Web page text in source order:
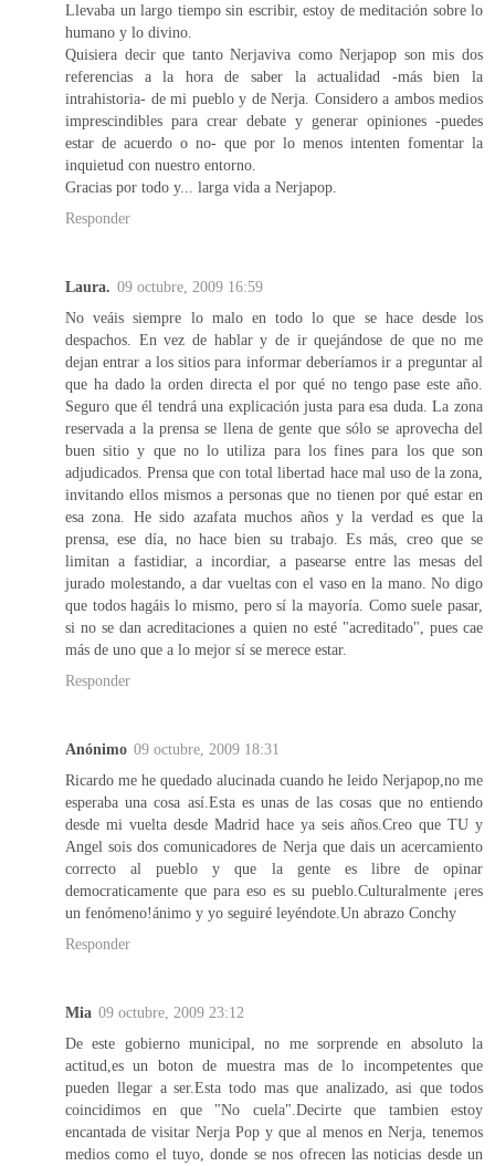
Llevaba un largo tiempo sin escribir, estoy de meditación sobre lo
humano y lo divino.
Quisiera decir que tanto Nerjaviva como Nerjapop son mis dos
referencias a la hora de saber la actualidad -más bien la
intrahistoria- de mi pueblo y de Nerja. Considero a ambos medios
imprescindibles para crear debate y generar opiniones -puedes
estar de acuerdo o no- que por lo menos intenten fomentar la
inquietud con nuestro entorno.
Gracias por todo y... larga vida a Nerjapop.
Responder
Laura. 09 octubre, 2009 16:59
No veáis siempre lo malo en todo lo que se hace desde los
despachos. En vez de hablar y de ir quejándose de que no me
dejan entrar a los sitios para informar deberíamos ir a preguntar al
que ha dado la orden directa el por qué no tengo pase este año.
Seguro que él tendrá una explicación justa para esa duda. La zona
reservada a la prensa se llena de gente que sólo se aprovecha del
buen sitio y que no lo utiliza para los fines para los que son
adjudicados. Prensa que con total libertad hace mal uso de la zona,
invitando ellos mismos a personas que no tienen por qué estar en
esa zona. He sido azafata muchos años y la verdad es que la
prensa, ese día, no hace bien su trabajo. Es más, creo que se
limitan a fastidiar, a incordiar, a pasearse entre las mesas del
jurado molestando, a dar vueltas con el vaso en la mano. No digo
que todos hagáis lo mismo, pero sí la mayoría. Como suele pasar,
si no se dan acreditaciones a quien no esté "acreditado", pues cae
más de uno que a lo mejor sí se merece estar.
Responder
Anónimo 09 octubre, 2009 18:31
Ricardo me he quedado alucinada cuando he leido Nerjapop,no me
esperaba una cosa así.Esta es unas de las cosas que no entiendo
desde mi vuelta desde Madrid hace ya seis años.Creo que TU y
Angel sois dos comunicadores de Nerja que dais un acercamiento
correcto al pueblo y que la gente es libre de opinar
democraticamente que para eso es su pueblo.Culturalmente ¡eres
un fenómeno!ánimo y yo seguiré leyéndote.Un abrazo Conchy
Responder
Mia 09 octubre, 2009 23:12
De este gobierno municipal, no me sorprende en absoluto la
actitud,es un boton de muestra mas de lo incompetentes que
pueden llegar a ser.Esta todo mas que analizado, asi que todos
coincidimos en que "No cuela".Decirte que tambien estoy
encantada de visitar Nerja Pop y que al menos en Nerja, tenemos
medios como el tuyo, donde se nos ofrecen las noticias desde un